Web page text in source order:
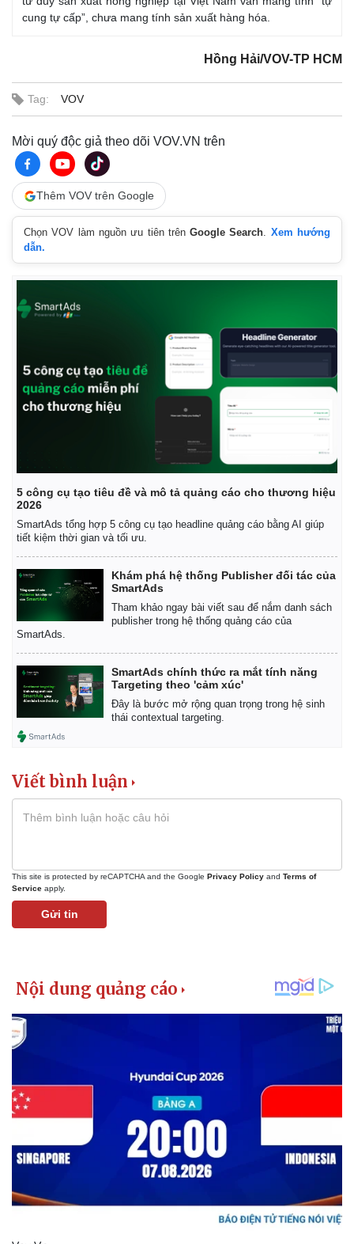
Pháp luật
Tin nóng
Tư vấn luật
Quân sự - Quốc phòng
Vũ khí
cung tự cấp”, chưa mang tính sản xuất hàng hóa.
Hồng Hải/VOV-TP HCM
Tag: VOV
Mời quý độc giả theo dõi VOV.VN trên
Thêm VOV trên Google
Chọn VOV làm nguồn ưu tiên trênGoogle Search. Xem hướng
dẫn.
5 công cụ tạo tiêu đề và mô tả quảng cáo cho thương hiệu
2026
SmartAds tổng hợp 5 công cụ tạo headline quảng cáo bằng AI giúp
tiết kiệm thời gian và tối ưu.
Khám phá hệ thống Publisher đối tác của
SmartAds
Tham khảo ngay bài viết sau để nắm danh sách
publisher trong hệ thống quảng cáo của
SmartAds.
SmartAds chính thức ra mắt tính năng
Targeting theo 'cảm xúc'
Đây là bước mở rộng quan trọng trong hệ sinh
thái contextual targeting.
Viết bình luận
This site is protected by reCAPTCHA and the Google Privacy Policy and Terms of
Service apply.
Gửi tin